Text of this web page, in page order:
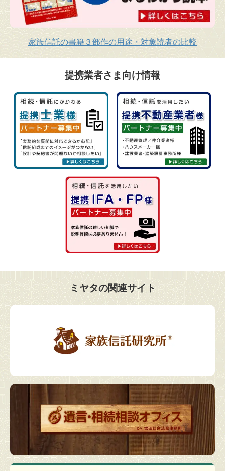
家族信託の書籍３部作の用途・対象読者の比較
提携業者さま向け情報
ミヤタの関連サイト